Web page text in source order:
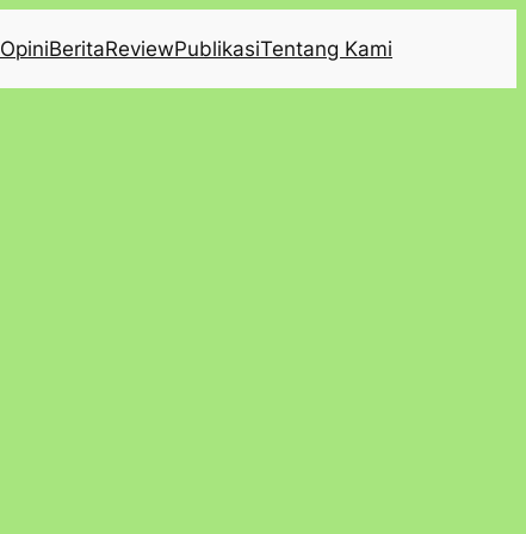
OpiniBeritaReviewPublikasiTentang Kami